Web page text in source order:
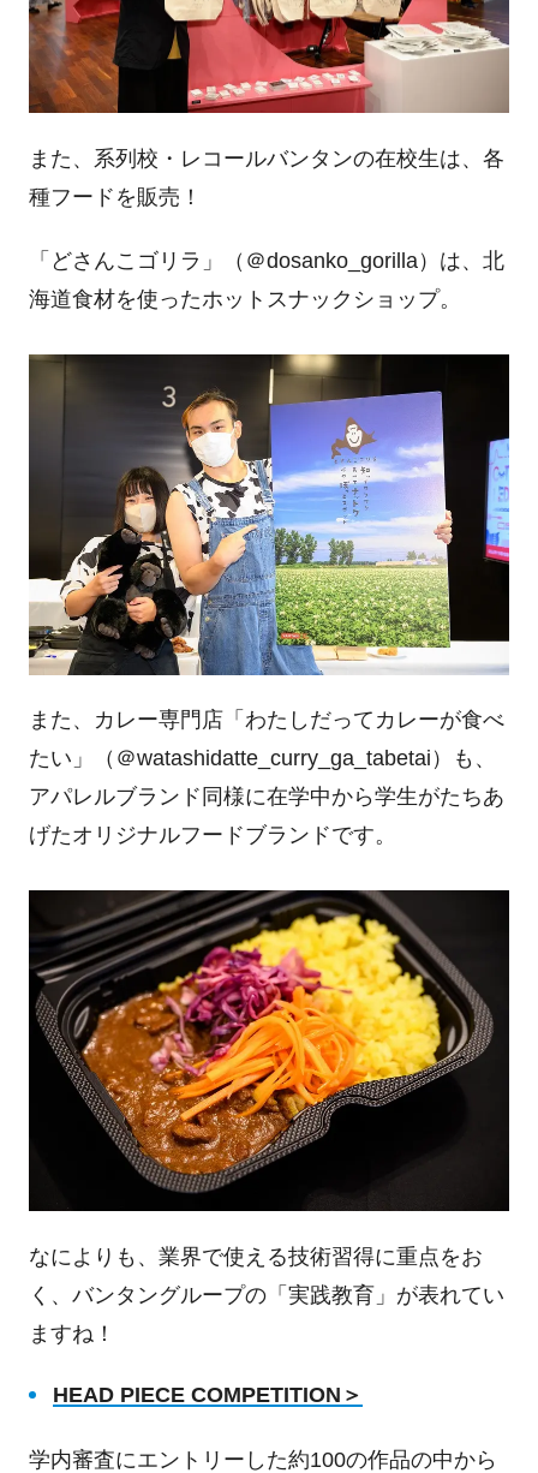
また、系列校・レコールバンタンの在校生は、各
種フードを販売！
「どさんこゴリラ」（＠dosanko_gorilla）は、北
海道食材を使ったホットスナックショップ。
また、カレー専門店「わたしだってカレーが食べ
たい」（＠watashidatte_curry_ga_tabetai ）も、
アパレルブランド同様に在学中から学生がたちあ
げたオリジナルフードブランドです。
なによりも、業界で使える技術習得に重点をお
く、バンタングループの「実践教育」が表れてい
ますね！
HEAD PIECE COMPETITION ＞
学内審査にエントリーした約100の作品の中から